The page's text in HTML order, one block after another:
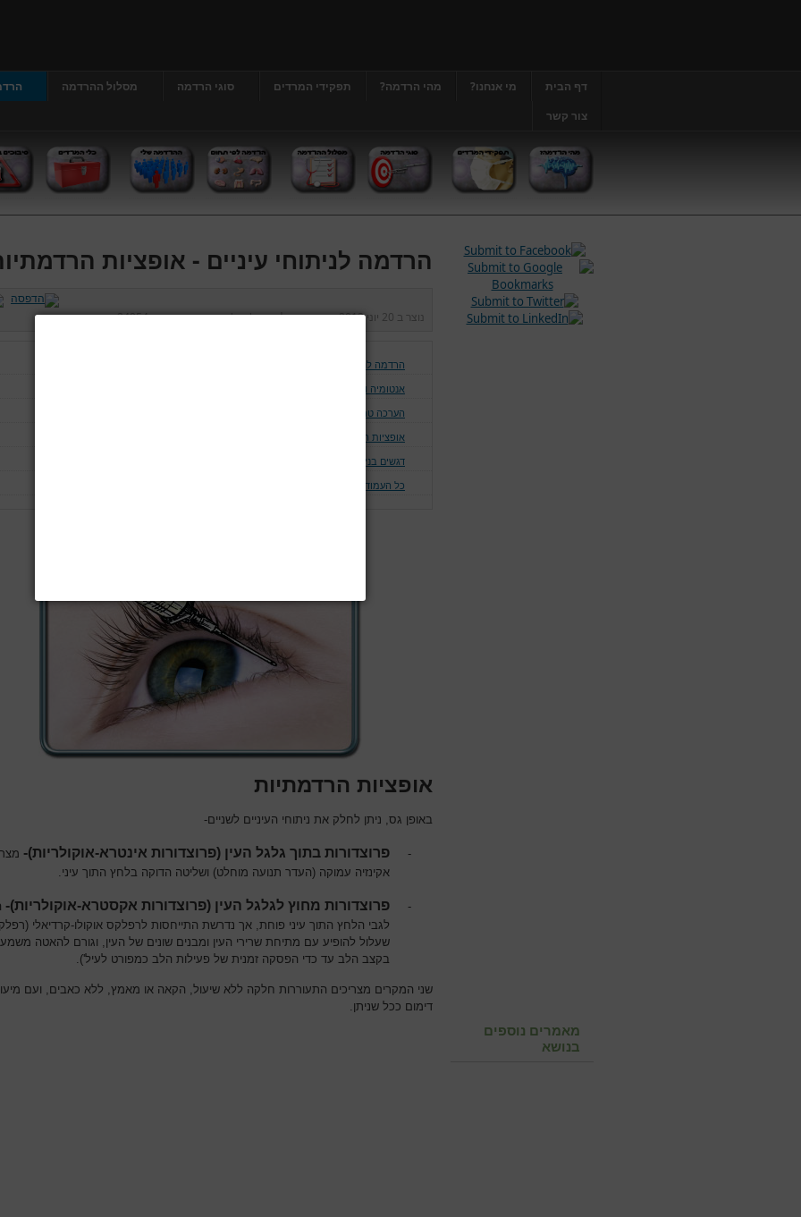
דף הבית מי אנחנו? מהי הרדמה? תפקידי המרדים סוגי הרדמה מסלול ההרדמה
צור קשר
הרדמה לניתוחי עיניים - אופציות
נוצר ב 20 יוני 2013 נכתב על ידידר' גרג'י יונתן כניסות:24954
הרדמה לניתוחי עיניים
אנטומיה ופיזיולוגיה של העין
הערכה טרום ניתוחית
אופציות הרדמתיות
דגשים בניתוחי עיניים ספציפיים
כל העמודים
אופציות הרדמתיות
באופן גס, ניתן לחלק את ניתוחי העיניים לשניים-
- פרוצדורות בתוך גלגל העין (פרוצדורות אינטרא-אוקולריות)-
אקינזיה עמוקה (העדר תנועה מוחלט) ושליטה הדוקה בלחץ התוך עיני.
- פרוצדורות מחוץ לגלגל העין (פרוצדורות אקסטרא-אוקולריות)-
לגבי הלחץ התוך עיני פוחת, אך נדרשת התייחסות לרפלקס אוקולו-קרדיאלי
שעלול להופיע עם מתיחת שרירי העין ומבנים שונים של העין, וגורם להאטה
בקצב הלב עד כדי הפסקה זמנית של פעילות הלב כמפורט לעיל').
שני המקרים מצריכים התעוררות חלקה ללא שיעול, הקאה או מאמץ, ללא כאבים, ועם
דימום ככל שניתן.
מאמרים נוספים
בנושא